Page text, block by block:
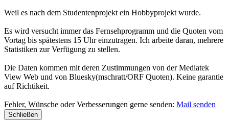
Weil es nach dem Studentenprojekt ein Hobbyprojekt wurde.
Es wird versucht immer das Fernsehprogramm und die Quoten vom
Vortag bis spätestens 15 Uhr einzutragen. Ich arbeite daran, mehrere
Statistiken zur Verfügung zu stellen.
Die Daten kommen mit deren Zustimmungen von der Mediatek
View Web und von Bluesky(mschratt/ORF Quoten). Keine garantie
auf Richtikeit.
Fehler, Wünsche oder Verbesserungen gerne senden: Mail senden
Schließen